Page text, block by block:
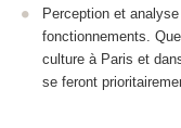
Perception et
fonctionnements.
culture à Paris et
se feront